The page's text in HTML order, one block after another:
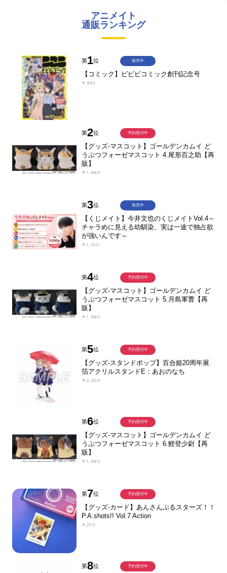
アニメイト
通販ランキング
第1位
【コミック】ビビビコミック創刊記念号
￥935
発売中
第2位
【グッズ-マスコット】ゴールデンカムイ ど
うぶつフォーゼマスコット 4.尾形百之助【再
販】
￥1,980
予約受付中
第3位
【くじメイト】今井文也のくじメイトVol.4～
チャラめに見える幼馴染、実は一途で独占欲
が強いんです～
￥1,100
発売中
第4位
【グッズ-マスコット】ゴールデンカムイ ど
うぶつフォーゼマスコット 5.月島軍曹【再
販】
￥1,980
予約受付中
第5位
【グッズ-スタンドポップ】百合姫20周年展
箔アクリルスタンドE：あおのなち
￥2,200
予約受付中
第6位
【グッズ-マスコット】ゴールデンカムイ ど
うぶつフォーゼマスコット 6.鯉登少尉【再
販】
￥1,980
予約受付中
第7位
【グッズ-カード】あんさんぶるスターズ！！
P.A.shots!! Vol.7 Action
￥275
予約受付中
第8位 予約受付中